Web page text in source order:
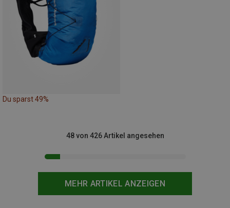
Du sparst 49%
MEHR ARTIKEL ANZEIGEN
48 von 426 Artikel angesehen